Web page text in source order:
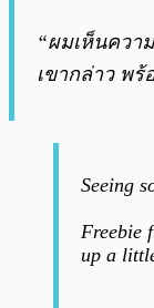
“ผมเห็นควา
เขากล่าว พ
Seeing
Freebie
up a